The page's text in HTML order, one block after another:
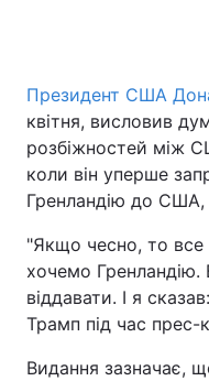
Президент США
квітня, висловив
розбіжностей між
коли він уперше
Гренландію до
"Якщо чесно, то все
хочемо Гренландію.
віддавати. І я
Трамп під час прес-
Видання зазначає,